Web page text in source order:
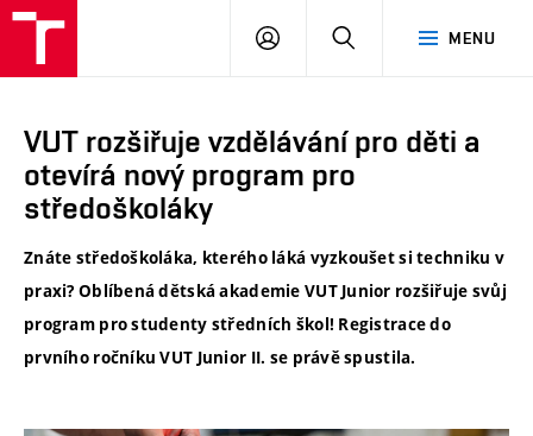
MENU
PŘIHLÁSIT
VUT rozšiřuje vzdělávání pro děti a
otevírá nový program pro
středoškoláky
Znáte středoškoláka, kterého láká vyzkoušet si techniku v
praxi? Oblíbená dětská akademie VUT Junior rozšiřuje svůj
program pro studenty středních škol! Registrace do
prvního ročníku VUT Junior II. se právě spustila.